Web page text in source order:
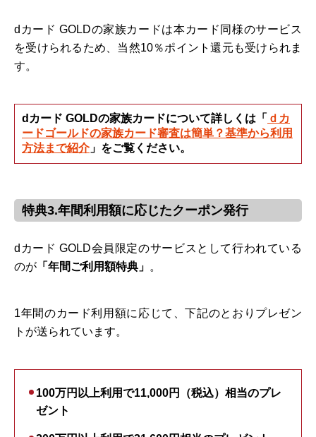
dカード GOLDの家族カードは本カード同様のサービス
を受けられるため、当然10％ポイント還元も受けられま
す。
dカード GOLDの家族カードについて詳しくは「 ｄカ
ードゴールドの家族カード審査は簡単？基準から利用
方法まで紹介」をご覧ください。
特典3.年間利用額に応じたクーポン発行
dカード GOLD会員限定のサービスとして行われている
のが 「年間ご利用額特典」 。
1年間のカード利用額に応じて、下記のとおりプレゼン
トが送られています。
100万円以上利用で11,000円（税込）相当のプレ
ゼント